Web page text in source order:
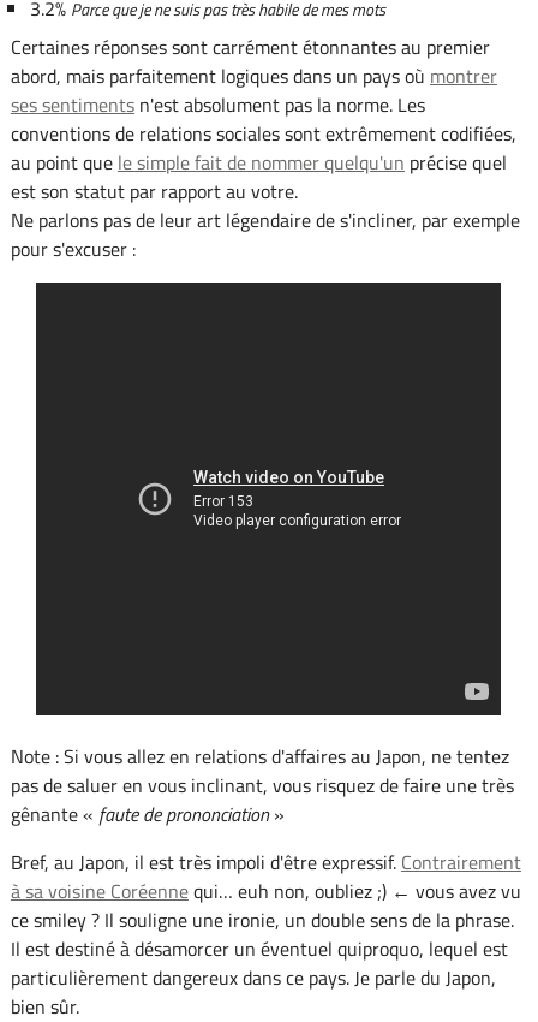
3.2% Parce que je ne suis pas très habile de mes mots
Certaines réponses sont carrément étonnantes au premier
abord, mais parfaitement logiques dans un pays où montrer
ses sentimentsn'est absolument pas la norme. Les
conventions de relations sociales sont extrêmement codifiées,
au point que le simple fait de nommer quelqu'un précise quel
est son statut par rapport au votre.
Ne parlons pas de leur art légendaire de s'incliner, par exemple
pour s'excuser :
Note : Si vous allez en relations d'affaires au Japon, ne tentez
pas de saluer en vous inclinant, vous risquez de faire une très
gênante « faute de prononciation»
Bref, au Japon, il est très impoli d'être expressif. Contrairement
à sa voisine Coréennequi… euh non, oubliez ;) ← vous avez vu
ce smiley ? Il souligne une ironie, un double sens de la phrase.
Il est destiné à désamorcer un éventuel quiproquo, lequel est
particulièrement dangereux dans ce pays. Je parle du Japon,
bien sûr.